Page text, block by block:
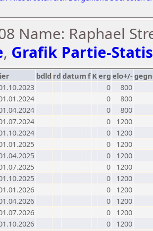
Name: Raphael
, Grafik Partie-
bdld rd datumf Kerg elo+/-
0
800
0
800
0
800
0
1200
0
1200
0
1200
0
1200
0
1200
0
1200
0
1200
0
1200
0
1200
0 1200